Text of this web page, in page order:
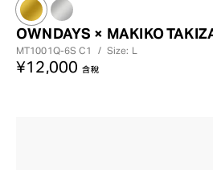
OWNDAYS × MAKIKO
MT1001Q-6SC1 / Size: L
¥12,000 含稅